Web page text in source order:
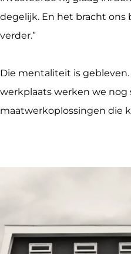
degelijk. En het bracht ons
verder.”
Die mentaliteit is
werkplaats werken we nog
maatwerkoplossingen die